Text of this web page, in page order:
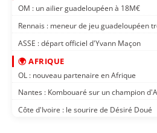
OM : un ailier guadeloupéen à 18M€
Rennais : meneur de jeu guadeloupéen
ASSE : départ officiel d'Yvann Maçon
🌍 AFRIQUE
OL : nouveau partenaire en Afrique
Nantes : Kombouaré sur un champion
Côte d'Ivoire : le sourire de Désiré Doué